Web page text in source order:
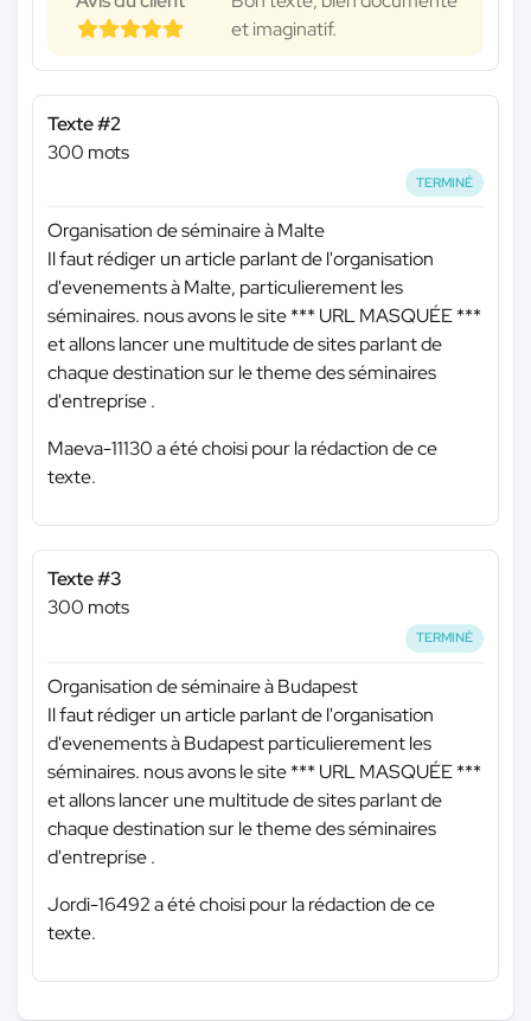
et imaginatif.
Texte #2
300 mots
TERMINÉ
Organisation de séminaire à Malte
Il faut rédiger un article parlant de l'organisation
d'evenements à Malte, particulierement les
séminaires. nous avons le site*** URL MASQUÉE ***
et allons lancer une multitude de sites parlant de
chaque destination sur le theme des séminaires
d'entreprise .
Maeva-11130 a été choisi pour la rédaction de ce
texte.
Texte #3
300 mots
TERMINÉ
Organisation de séminaire à Budapest
Il faut rédiger un article parlant de l'organisation
d'evenements à Budapest particulierement les
séminaires. nous avons le site*** URL MASQUÉE ***
et allons lancer une multitude de sites parlant de
chaque destination sur le theme des séminaires
d'entreprise .
Jordi-16492 a été choisi pour la rédaction de ce
texte.